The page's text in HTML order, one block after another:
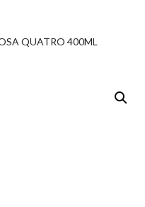
QUATRO 400ML